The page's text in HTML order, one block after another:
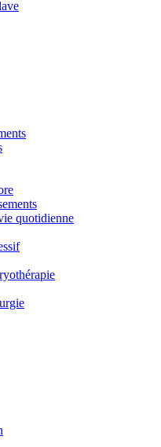
quotidienne